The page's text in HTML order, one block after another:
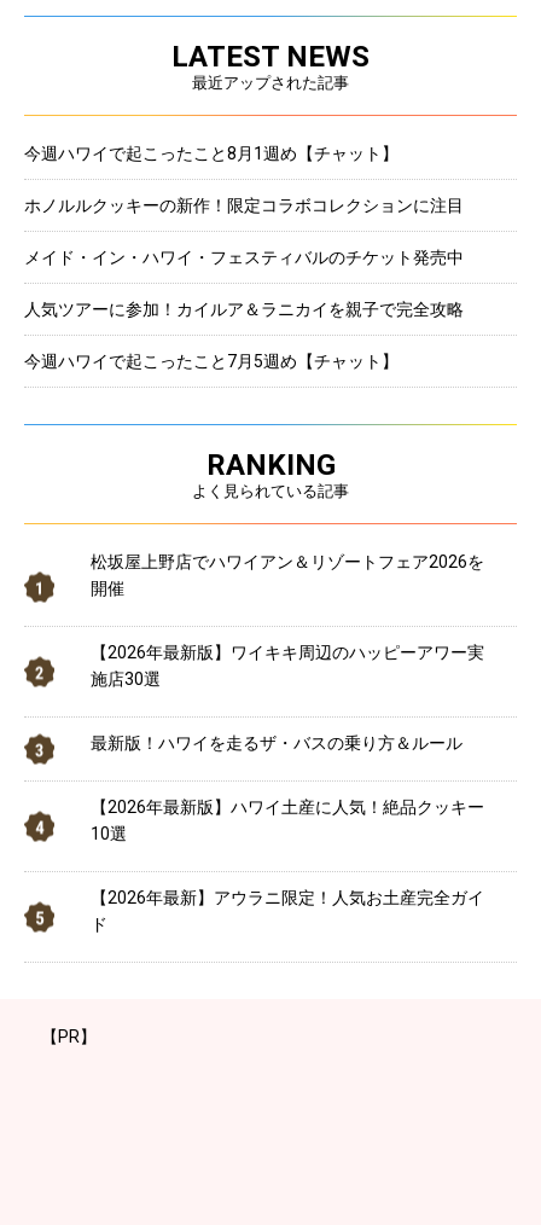
LATEST NEWS
最近アップされた記事
今週ハワイで起こったこと8月1週め【チャット】
ホノルルクッキーの新作！限定コラボコレクションに注目
メイド・イン・ハワイ・フェスティバルのチケット発売中
人気ツアーに参加！カイルア＆ラニカイを親子で完全攻略
今週ハワイで起こったこと7月5週め【チャット】
RANKING
よく見られている記事
松坂屋上野店でハワイアン＆リゾートフェア2026を
開催
【2026年最新版】ワイキキ周辺のハッピーアワー実
施店30選
最新版！ハワイを走るザ・バスの乗り方＆ルール
【2026年最新版】ハワイ土産に人気！絶品クッキー
10選
【2026年最新】アウラニ限定！人気お土産完全ガイ
ド
【PR】